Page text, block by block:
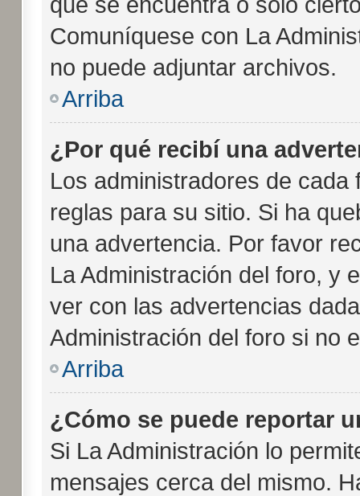
Comuníquese con La
no puede adjuntar archivos.
Arriba
¿Por qué recibí una
Los administradores de
reglas para su sitio. Si ha
una advertencia. Por favor
La Administración del foro, y
ver con las advertencias
Administración del foro si no
Arriba
¿Cómo se puede reportar
Si La Administración lo
mensajes cerca del mismo.